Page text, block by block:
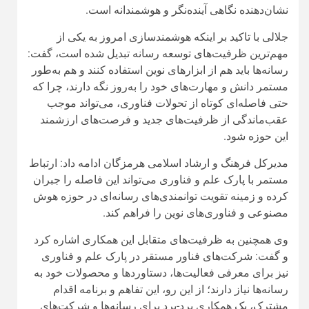
مدیرکل فرهنگ و ارشاد اسلامی هرمزگان ادامه داد: ارتباط
مستمر با پارک علم و فناوری می‌تواند این فاصله را جبران
کرده و زمینه تقویت توانمندی‌های رسانه‌ای در حوزه هوش
مصنوعی و فناوری‌های نوین را فراهم کند.
وی همچنین به ظرفیت‌های متقابل این همکاری اشاره کرد
و گفت: شرکت‌های فناور مستقر در پارک علم و فناوری
نیز برای معرفی فعالیت‌ها، دستاوردها و محصولات خود به
رسانه‌ها نیاز دارند؛ از این رو، این تفاهم و برنامه اقدام
مشترک، یک همکاری برد-برد برای رسانه‌ها و شرکت‌های
فناور خواهد بود و می‌تواند به توسعه هر دو بخش کمک کند.